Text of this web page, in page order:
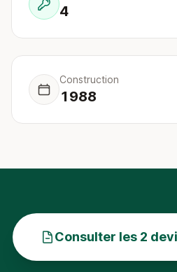
4
Construction
1988
Consulter les 2